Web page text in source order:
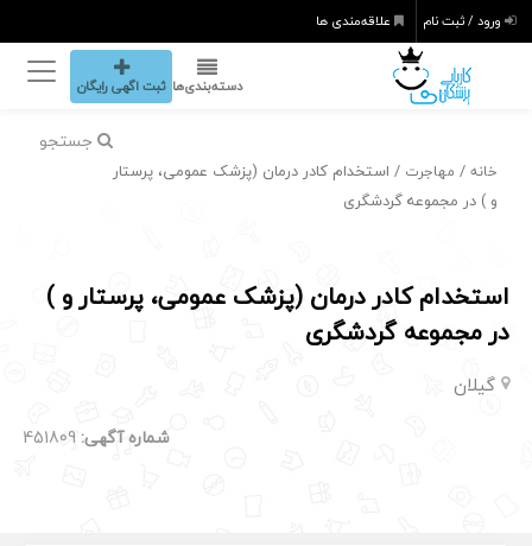
ورود / ثبت نام علاقه‌مندی ها
دسته‌بندی‌ها ثبت اگهی رایگان
جستجو
خانه / مهاجرت / استخدام کادر درمان (پزشک عمومی، پرستار
و ) در مجموعه گردشگری
استخدام کادر درمان (پزشک عمومی، پرستار و )
در مجموعه گردشگری
گیلان
شماره آگهی: 451809